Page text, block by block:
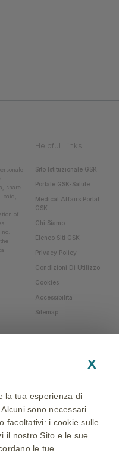
Helpful Links
share
paid,
of
Sito Istituzionale GSK
Portale GSK-Salute
Medical Affairs Portal
GSK
Chi Siamo
Elenco Siti GSK
Privacy Policy
Condizioni Di Utilizzo
Cookies
Accessibilità
Sitemap
X
la tua esperienza di
sono necessari
facoltativi: i cookie sulle
il nostro Sito e le sue
le tue